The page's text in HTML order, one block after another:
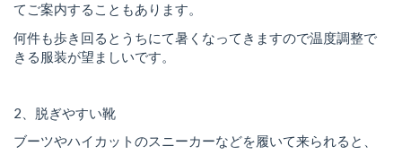
てご案内することもあります。
何件も歩き回るとうちにて暑くなってきますので温度調整で
きる服装が望ましいです。
2、脱ぎやすい靴
ブーツやハイカットのスニーカーなどを履いて来られると、